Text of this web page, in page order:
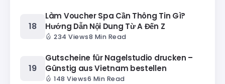
Làm Voucher Spa Cần Thông Tin Gì?
Hướng Dẫn Nội Dung Từ A Đến Z
234 Views8 Min Read
Gutscheine für Nagelstudio drucken –
Günstig aus Vietnam bestellen
148 Views6 Min Read